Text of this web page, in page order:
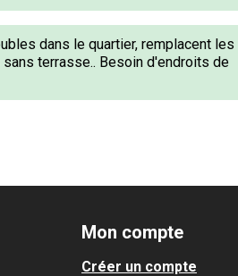
dans le quartier, remplacent les
terrasse.. Besoin d'endroits de
Mon compte
Créer un compte